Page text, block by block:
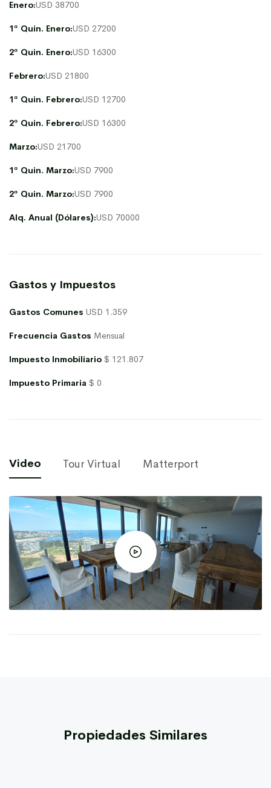
Enero:USD 38700
1ª Quin. Enero:USD 27200
2ª Quin. Enero:USD 16300
Febrero:USD 21800
1ª Quin. Febrero:USD 12700
2ª Quin. Febrero:USD 16300
Marzo:USD 21700
1ª Quin. Marzo:USD 7900
2ª Quin. Marzo:USD 7900
Alq. Anual (Dólares):USD 70000
Gastos y Impuestos
Gastos Comunes USD 1.359
Frecuencia Gastos Mensual
Impuesto Inmobiliario $ 121.807
Impuesto Primaria $ 0
Video Tour Virtual Matterport
Propiedades Similares